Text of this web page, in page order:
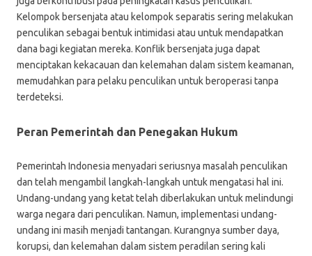
Kelompok bersenjata atau kelompok separatis sering melakukan
penculikan sebagai bentuk intimidasi atau untuk mendapatkan
dana bagi kegiatan mereka. Konflik bersenjata juga dapat
menciptakan kekacauan dan kelemahan dalam sistem keamanan,
memudahkan para pelaku penculikan untuk beroperasi tanpa
terdeteksi.
Peran Pemerintah dan Penegakan Hukum
Pemerintah Indonesia menyadari seriusnya masalah penculikan
dan telah mengambil langkah-langkah untuk mengatasi hal ini.
Undang-undang yang ketat telah diberlakukan untuk melindungi
warga negara dari penculikan. Namun, implementasi undang-
undang ini masih menjadi tantangan. Kurangnya sumber daya,
korupsi, dan kelemahan dalam sistem peradilan sering kali